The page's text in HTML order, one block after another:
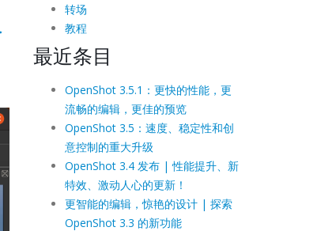
转场
教程
最近条目
OpenShot 3.5.1：更快的性能，更
流畅的编辑，更佳的预览
OpenShot 3.5：速度、稳定性和创
意控制的重大升级
OpenShot 3.4 发布 | 性能提升、新
特效、激动人心的更新！
更智能的编辑，惊艳的设计 | 探索
OpenShot 3.3 的新功能